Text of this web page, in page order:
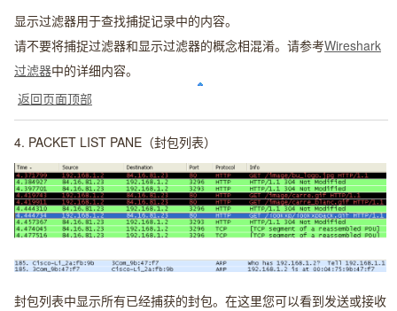
显示过滤器用于查找捕捉记录中的内容。
请不要将捕捉过滤器和显示过滤器的概念相混淆。请参考Wireshark
过滤器中的详细内容。
返回页面顶部
4. PACKET LIST PANE（封包列表）
封包列表中显示所有已经捕获的封包。在这里您可以看到发送或接收